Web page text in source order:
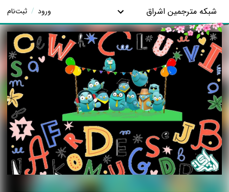
شبکه مترجمین اشراق ورود / ثبت‌نام